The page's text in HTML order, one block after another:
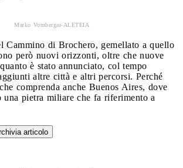
Marko Vombergar-ALETEIA
Cammino di Brochero, gemellato a quello
però nuovi orizzonti, oltre che nuove
è stato annunciato, col tempo
altre città e altri percorsi. Perché
comprenda anche Buenos Aires, dove
una pietra miliare che fa riferimento a
articolo